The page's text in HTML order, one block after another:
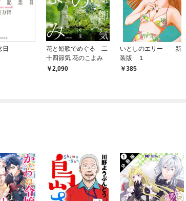
日
花と短歌でめぐる 二
十四節気 花のこよみ
2,090
いとしのエリー 新
装版 １
385